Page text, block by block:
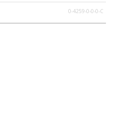
0-4259-0-0-0-C